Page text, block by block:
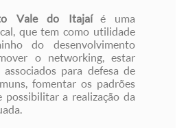
Vale do Itajaíé uma
que tem como utilidade
do desenvolvimento
o networking, estar
para defesa de
fomentar os padrões
possibilitar a realização da